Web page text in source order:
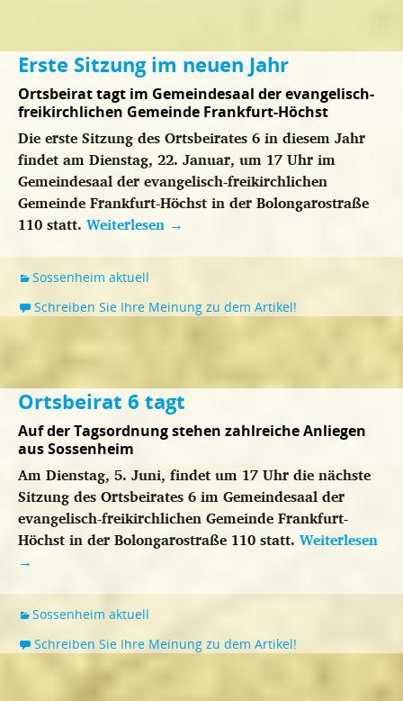
Erste Sitzung im neuen Jahr
Ortsbeirat tagt im Gemeindesaal der evangelisch-
freikirchlichen Gemeinde Frankfurt-Höchst
Die erste Sitzung des Ortsbeirates 6 in diesem Jahr
findet am Dienstag, 22. Januar, um 17 Uhr im
Gemeindesaal der evangelisch-freikirchlichen
Gemeinde Frankfurt-Höchst in der Bolongarostraße
110 statt. Weiterlesen →
Sossenheim aktuell
Schreiben Sie Ihre Meinung zu dem Artikel!
Ortsbeirat 6 tagt
Auf der Tagsordnung stehen zahlreiche Anliegen
aus Sossenheim
Am Dienstag, 5. Juni, findet um 17 Uhr die nächste
Sitzung des Ortsbeirates 6 im Gemeindesaal der
evangelisch-freikirchlichen Gemeinde Frankfurt-
Höchst in der Bolongarostraße 110 statt. Weiterlesen
→
Sossenheim aktuell
Schreiben Sie Ihre Meinung zu dem Artikel!